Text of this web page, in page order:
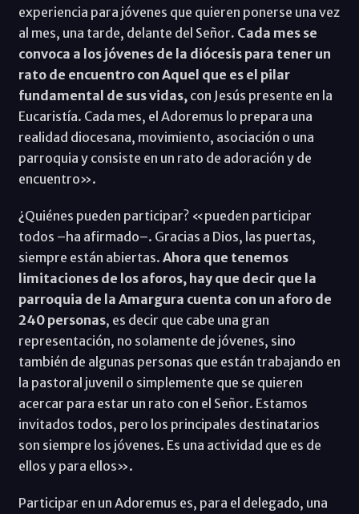
experiencia para jóvenes que quieren ponerse una vez
al mes, una tarde, delante del Señor. Cada mes se
convoca a los jóvenes de la diócesis para tener un
rato de encuentro con Aquel que es el pilar
fundamental de sus vidas, con Jesús presente en la
Eucaristía. Cada mes, el Adoremus lo prepara una
realidad diocesana, movimiento, asociación o una
parroquia y consiste en un rato de adoración y de
encuentro».
¿Quiénes pueden participar? «pueden participar
todos –ha afirmado–. Gracias a Dios, las puertas,
siempre están abiertas. Ahora que tenemos
limitaciones de los aforos, hay que decir que la
parroquia de la Amargura cuenta con un aforo de
240 personas, es decir que cabe una gran
representación, no solamente de jóvenes, sino
también de algunas personas que están trabajando en
la pastoral juvenil o simplemente que se quieren
acercar para estar un rato con el Señor. Estamos
invitados todos, pero los principales destinatarios
son siempre los jóvenes. Es una actividad que es de
ellos y para ellos».
Participar en un Adoremus es, para el delegado, una